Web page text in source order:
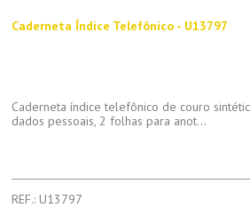
Caderneta Índice Telefônico - U13797
Caderneta índice telefônico de couro
dados pessoais, 2 folhas para anot...
REF.: U13797